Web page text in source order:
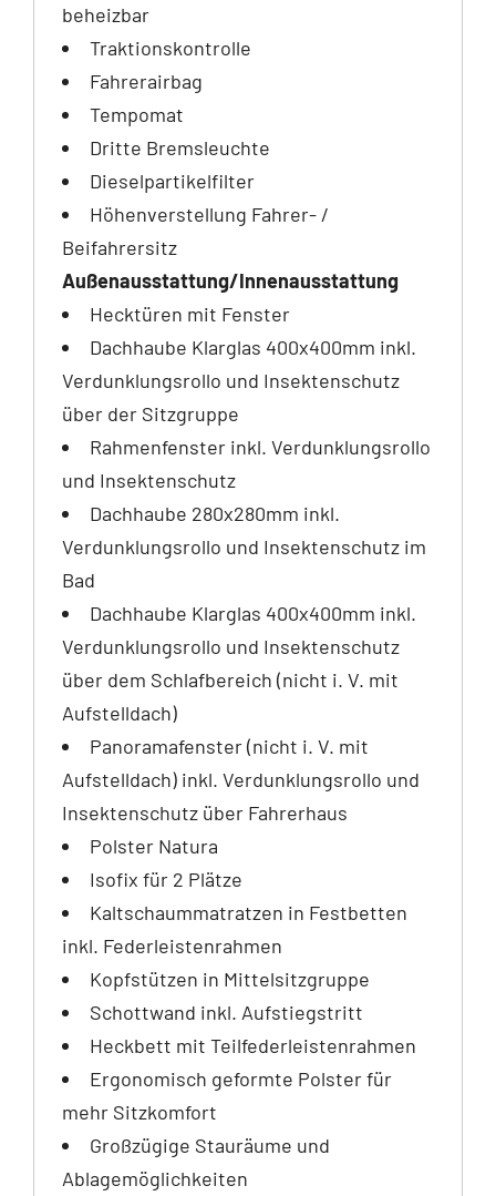
beheizbar
Traktionskontrolle
Fahrerairbag
Tempomat
Dritte Bremsleuchte
Dieselpartikelfilter
Höhenverstellung Fahrer- /
Beifahrersitz
Außenausstattung/Innenausstattung
Hecktüren mit Fenster
Dachhaube Klarglas 400x400mm inkl.
Verdunklungsrollo und Insektenschutz
über der Sitzgruppe
Rahmenfenster inkl. Verdunklungsrollo
und Insektenschutz
Dachhaube 280x280mm inkl.
Verdunklungsrollo und Insektenschutz im
Bad
Dachhaube Klarglas 400x400mm inkl.
Verdunklungsrollo und Insektenschutz
über dem Schlafbereich (nicht i. V. mit
Aufstelldach)
Panoramafenster (nicht i. V. mit
Aufstelldach) inkl. Verdunklungsrollo und
Insektenschutz über Fahrerhaus
Polster Natura
Isofix für 2 Plätze
Kaltschaummatratzen in Festbetten
inkl. Federleistenrahmen
Kopfstützen in Mittelsitzgruppe
Schottwand inkl. Aufstiegstritt
Heckbett mit Teilfederleistenrahmen
Ergonomisch geformte Polster für
mehr Sitzkomfort
Großzügige Stauräume und
Ablagemöglichkeiten